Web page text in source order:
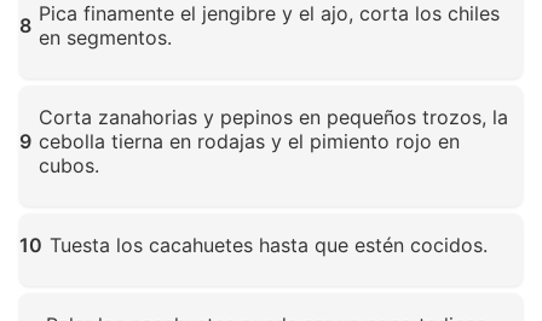
8 Pica finamente el jengibre y el ajo, corta los chiles
en segmentos.
9
Corta zanahorias y pepinos en pequeños trozos, la
cebolla tierna en rodajas y el pimiento rojo en
cubos.
10 Tuesta los cacahuetes hasta que estén cocidos.